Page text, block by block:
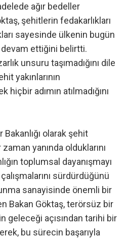
ağır bedeller
şehitlerin fedakarlıkları
sayesinde ülkenin bugün
ettiğini belirtti.
unsuru taşımadığını dile
yakınlarının
adımın atılmadığını
olarak şehit
yanında olduklarını
toplumsal dayanışmayı
sürdürdüğünü
sanayisinde önemli bir
Bakan Göktaş, terörsüz bir
geleceği açısından tarihi bir
bu sürecin başarıyla